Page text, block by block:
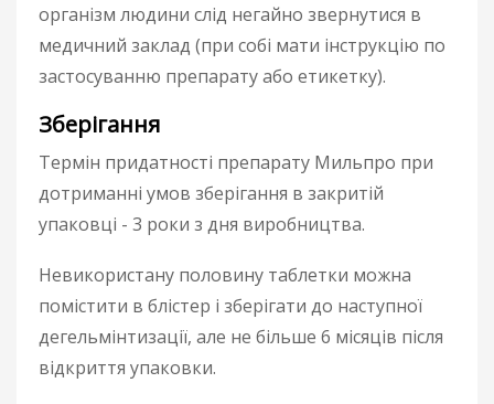
організм людини слід негайно звернутися в
медичний заклад (при собі мати інструкцію по
застосуванню препарату або етикетку).
Зберігання
Термін придатності препарату Мильпро при
дотриманні умов зберігання в закритій
упаковці - 3 роки з дня виробництва.
Невикористану половину таблетки можна
помістити в блістер і зберігати до наступної
дегельмінтизації, але не більше 6 місяців після
відкриття упаковки.